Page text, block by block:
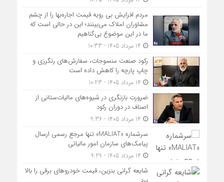
مردم افزایش بی رویه قیمت اجاره‌بها را از چشم
مشاوران املاک می‌بینند؛ این در حالی است که
ما در این موضوع بی‌گناهیم
رکود صنعت منسوجات، سفارش‌های رنگرزی و
چاپ پارچه را کاهش داده است
ضرورت بازنگری در شیوه‌های مالیات‌ستانی از
اصناف در دوران رکود
سرشماره «MALIAT» تنها مرجع رسمی ارسال
پیامک‌های سازمان امور مالیاتی
شایعه گرانی بنزین، قیمت خودروهای برقی را بالا